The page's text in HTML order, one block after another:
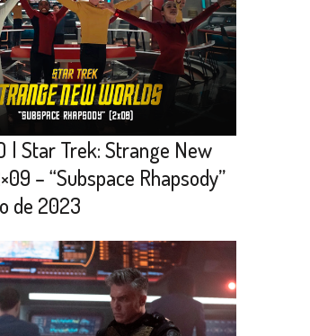
| Star Trek: Strange New
– “Subspace Rhapsody”
de 2023